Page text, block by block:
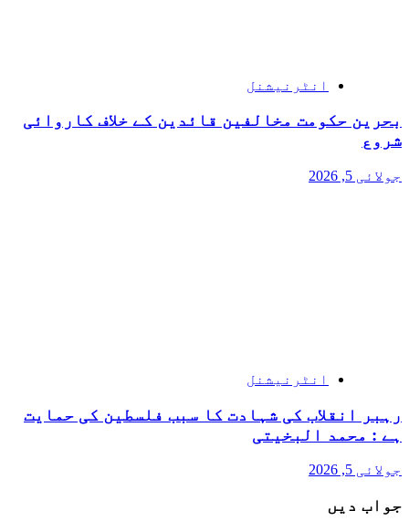
انٹرنیشنل
بحرین حکومت مخالفین قائدین کے خلاف کاروائی
شروع
جولائی 5, 2026
انٹرنیشنل
رہبر انقلاب کی شہادت کا سبب فلسطین کی حمایت
ہے : محمد البخیتی
جولائی 5, 2026
جواب دیں